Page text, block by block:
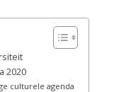
2020
culturele agenda